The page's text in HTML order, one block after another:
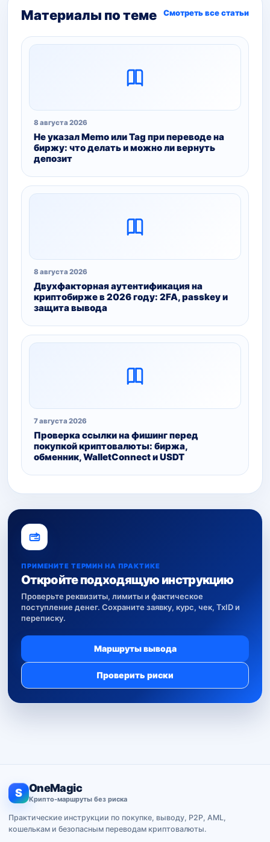
Материалы по теме Смотреть все статьи
8 августа 2026
Не указал Memo или Tag при переводе на
биржу: что делать и можно ли вернуть
депозит
8 августа 2026
Двухфакторная аутентификация на
криптобирже в 2026 году: 2FA, passkey и
защита вывода
7 августа 2026
Проверка ссылки на фишинг перед
покупкой криптовалюты: биржа,
обменник, WalletConnect и USDT
ПРИМЕНИТЕ ТЕРМИН НА ПРАКТИКЕ
Откройте подходящую инструкцию
Проверьте реквизиты, лимиты и фактическое
поступление денег. Сохраните заявку, курс, чек, TxID и
переписку.
Маршруты вывода
Проверить риски
S OneMagic
Крипто-маршруты без риска
Практические инструкции по покупке, выводу, P2P, AML,
кошелькам и безопасным переводам криптовалюты.